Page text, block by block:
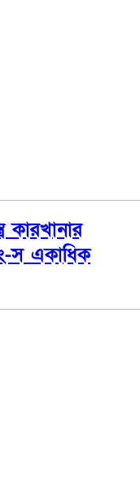
কারখানার
স একাধিক